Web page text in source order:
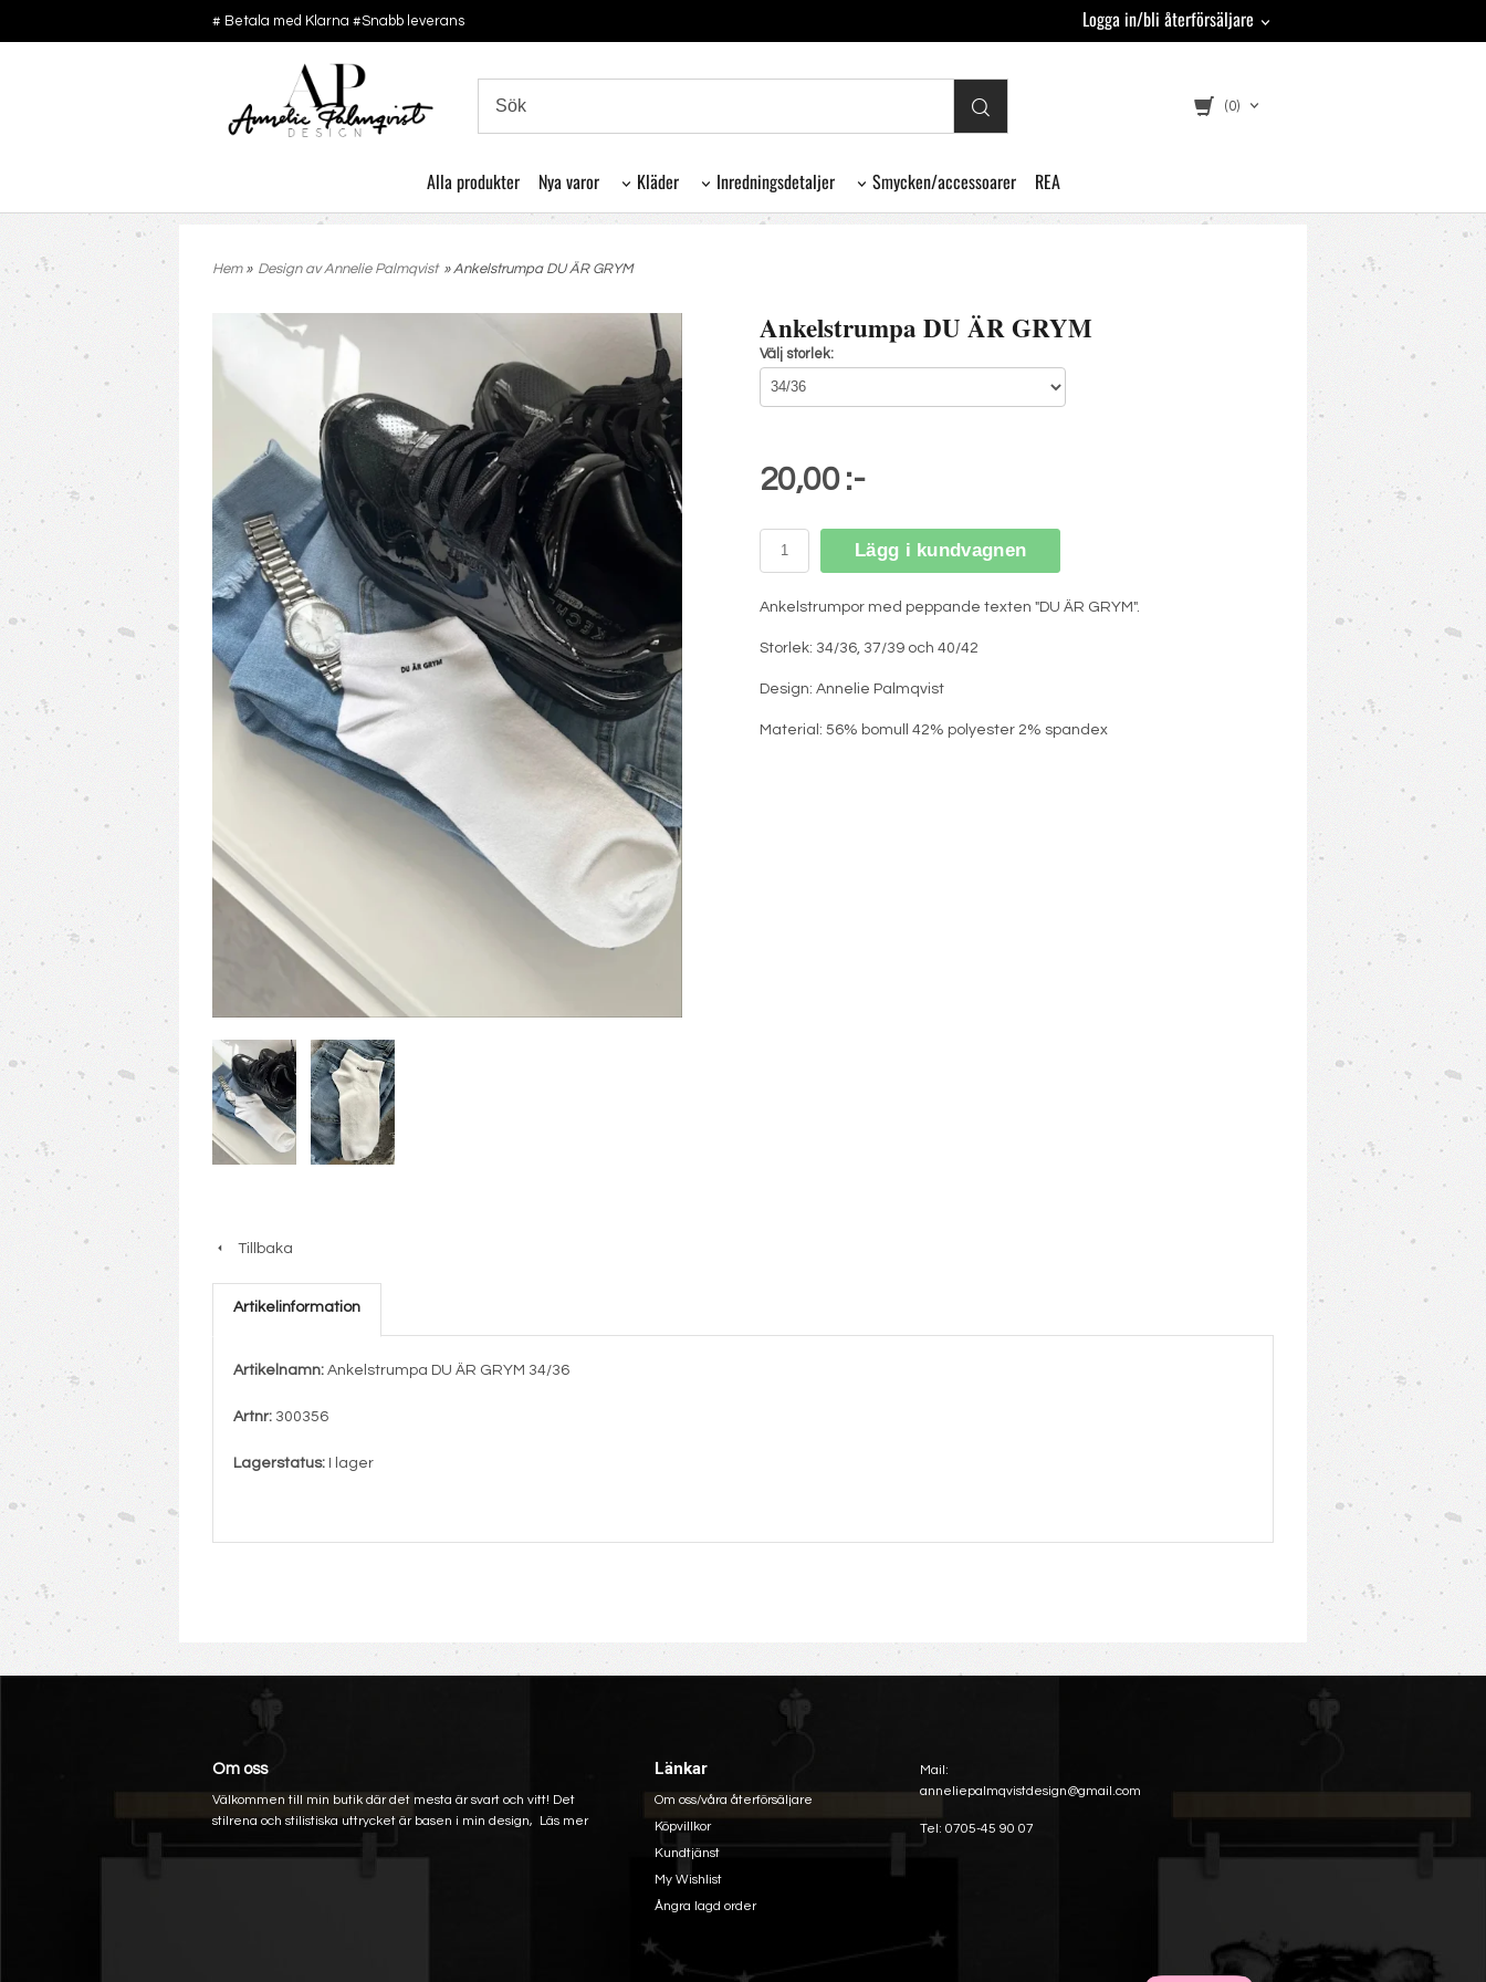
# Betala med Klarna #Snabb leverans Logga in/bli återförsäljare
(0)
Alla produkter Nya varor Kläder Inredningsdetaljer Smycken/accessoarer REA
Hem» Design av Annelie Palmqvist » Ankelstrumpa DU ÄR GRYM
Ankelstrumpa DU ÄR GRYM
Välj storlek:
20,00 :-
Lägg i kundvagnen
Ankelstrumpor med peppande texten "DU ÄR GRYM".
Storlek: 34/36, 37/39 och 40/42
Design: Annelie Palmqvist
Material: 56% bomull 42% polyester 2% spandex
Tillbaka
Artikelinformation
Artikelnamn: Ankelstrumpa DU ÄR GRYM 34/36
Artnr: 300356
Lagerstatus: I lager
Om oss
Välkommen till min butik där det mesta är svart och vitt! Det
stilrena och stilistiska uttrycket är basen i min design, Läs mer
Länkar
Om oss/våra återförsäljare
Köpvillkor
Kundtjänst
My Wishlist
Ångra lagd order
Mail:
anneliepalmqvistdesign@gmail.com
Tel: 0705-45 90 07